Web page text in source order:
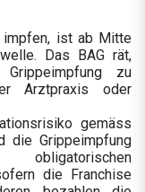
impfen, ist ab Mitte
Das BAG rät,
zu
Arztpraxis oder
gemäss
die Grippeimpfung
die Franchise